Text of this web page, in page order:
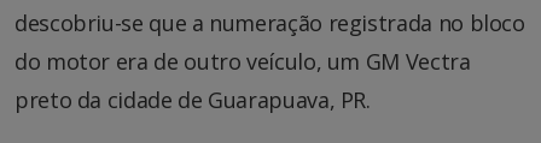
descobriu-se que a numeração registrada no bloco
do motor era de outro veículo, um GM Vectra
preto da cidade de Guarapuava, PR.